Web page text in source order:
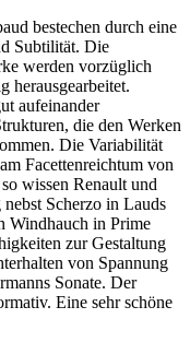
bestechen durch eine
Subtilität. Die
werden vorzüglich
herausgearbeitet.
aufeinander
die den Werken
Die Variabilität
Facettenreichtum von
wissen Renault und
Scherzo in Lauds
Windhauch in Prime
zur Gestaltung
von Spannung
Sonate. Der
Eine sehr schöne